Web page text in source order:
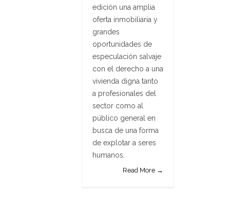
edición una amplia
oferta inmobiliaria y
grandes
oportunidades de
especulación salvaje
con el derecho a una
vivienda digna tanto
a profesionales del
sector como al
público general en
busca de una forma
de explotar a seres
humanos.
Read More →